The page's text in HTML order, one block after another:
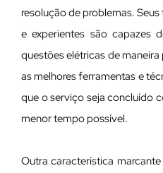
resolução de problemas.
e experientes são capazes
questões elétricas de maneira
as melhores ferramentas e
que o serviço seja concluído
menor tempo possível.
Outra característica